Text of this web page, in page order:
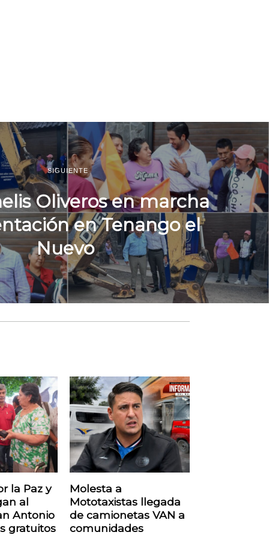
SIGUIENTE
Oliveros en marcha
en Tenango el
Nuevo
la Paz y
al
Antonio
gratuitos
Molesta a
Mototaxistas llegada
de camionetas VAN a
comunidades